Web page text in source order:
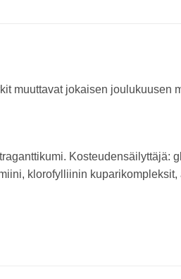
muuttavat jokaisen joulukuusen
Kosteudensäilyttäjä:
klorofylliinin kuparikompleksit,